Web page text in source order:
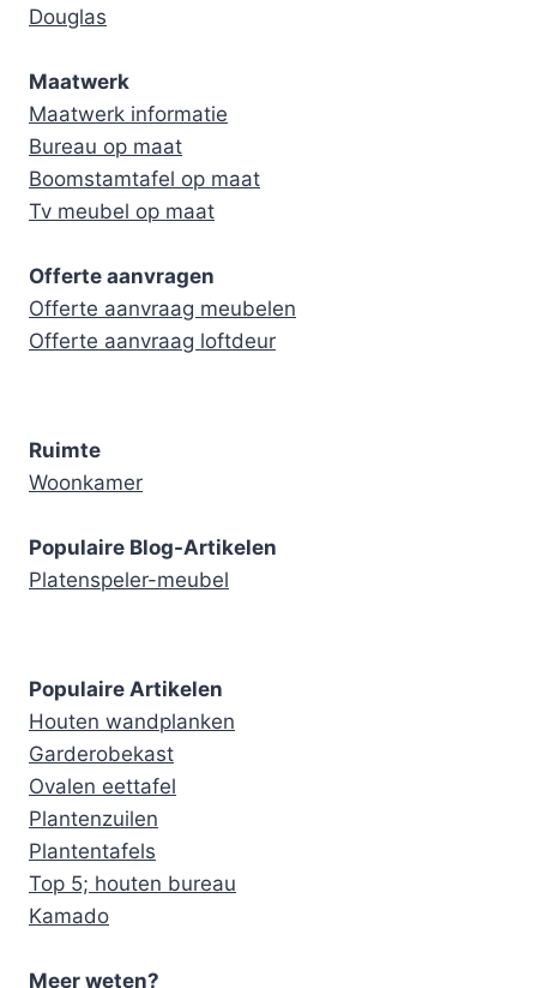
Douglas
Maatwerk
Maatwerk informatie
Bureau op maat
Boomstamtafel op maat
Tv meubel op maat
Offerte aanvragen
Offerte aanvraag meubelen
Offerte aanvraag loftdeur
Ruimte
Woonkamer
Populaire Blog-Artikelen
Platenspeler-meubel
Populaire Artikelen
Houten wandplanken
Garderobekast
Ovalen eettafel
Plantenzuilen
Plantentafels
Top 5; houten bureau
Kamado
Meer weten?